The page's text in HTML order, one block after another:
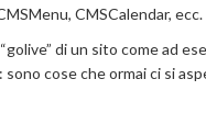
CMSCalendar, ecc.
di un sito come ad
cose che ormai ci si